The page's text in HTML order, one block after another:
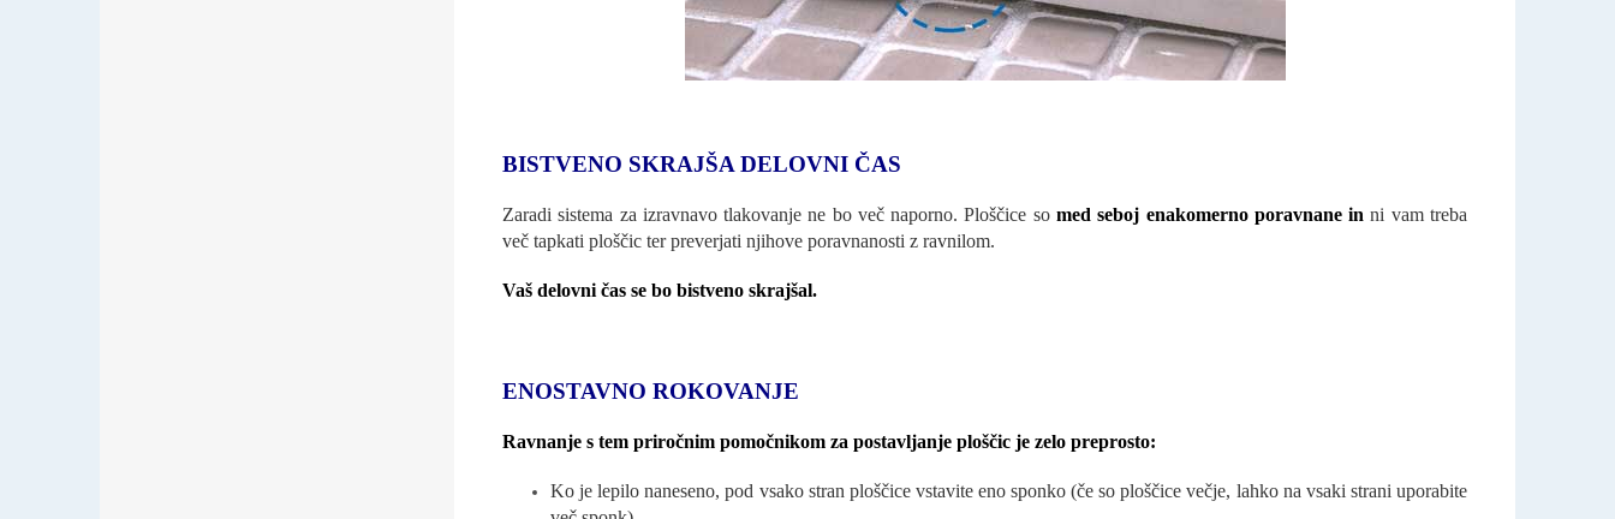
BISTVENO SKRAJŠA DELOVNI ČAS
Zaradi sistema za izravnavo tlakovanje ne bo več naporno. Ploščice somed seboj enakomerno poravnane inni vam treba
več tapkati ploščic ter preverjati njihove poravnanosti z ravnilom.
Vaš delovni čas se bo bistveno skrajšal.
ENOSTAVNO ROKOVANJE
Ravnanje s tem priročnim pomočnikom za postavljanje ploščic je zelo preprosto:
Ko je lepilo naneseno, pod vsako stran ploščice vstavite eno sponko (če so ploščice večje, lahko na vsaki strani uporabite